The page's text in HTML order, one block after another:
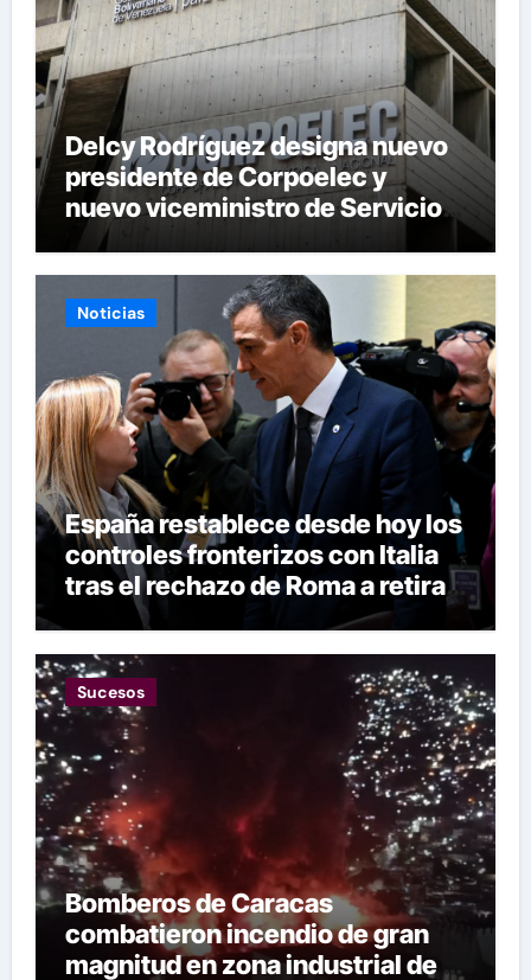
Delcy Rodríguez designa nuevo
presidente de Corpoelec y
nuevo viceministro de Servicios
Eléctricos
Noticias
España restablece desde hoy los
controles fronterizos con Italia
tras el rechazo de Roma a retirar
las restricciones
Sucesos
Bomberos de Caracas
combatieron incendio de gran
magnitud en zona industrial de El